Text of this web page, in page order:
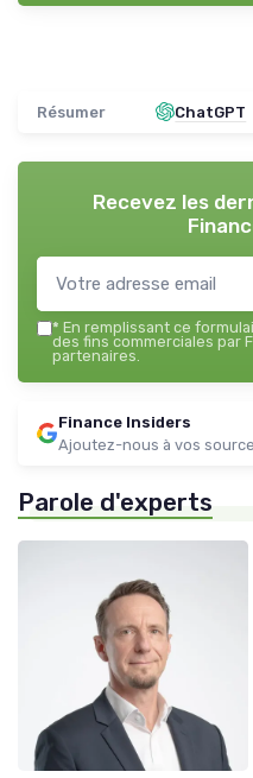
Résumer ChatGPT
Recevez les
* En remplissant ce
des fins commerciales par
partenaires.
Finance Insiders
Ajoutez-nous à vos
Parole d'experts